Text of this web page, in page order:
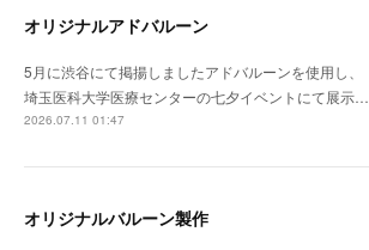
オリジナルアドバルーン
5月に渋谷にて掲揚しましたアドバルーンを使用し、
埼玉医科大学医療センターの七夕イベントにて展示…
2026.07.11 01:47
オリジナルバルーン製作